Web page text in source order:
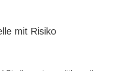
mit Risiko